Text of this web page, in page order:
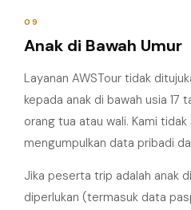
09
Anak di Bawah Umur
Layanan AWSTour tidak
kepada anak di bawah usia 17
orang tua atau wali. Kami
mengumpulkan data pribadi
Jika peserta trip adalah anak
diperlukan (termasuk data